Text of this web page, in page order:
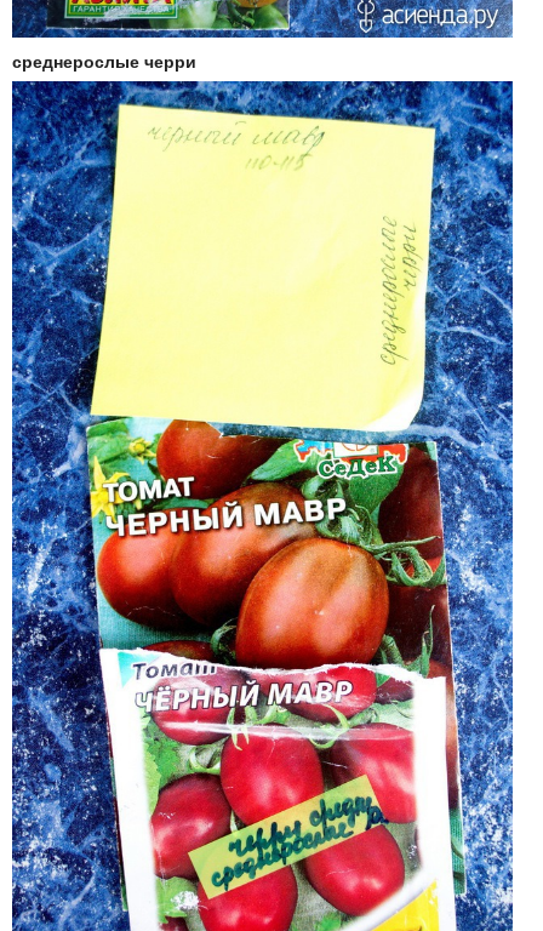
среднерослые черри